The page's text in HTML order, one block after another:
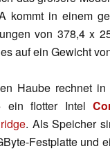
kommt in einem
von 378,4 x
auf ein Gewicht
Haube rechnet
ein flotter Intel
. Als Speicher
Festplatte und